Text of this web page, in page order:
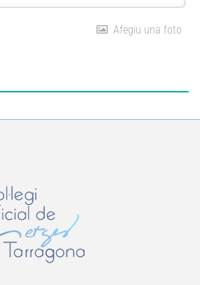
Afegiu una foto